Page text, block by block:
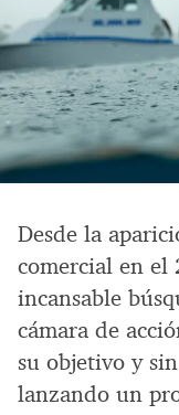
Desde la
comercial en el
incansable
cámara de
su objetivo y
lanzando un